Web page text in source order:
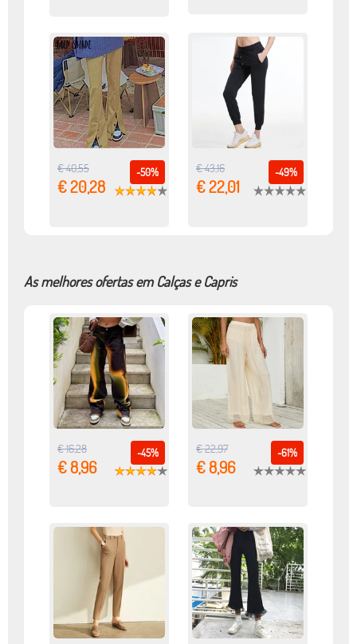
-50%
€ 40,55
€ 20,28
-49%
€ 43,16
€ 22,01
As melhores ofertas em Calças e Capris
-45%
€ 16,28
€ 8,96
-61%
€ 22,97
€ 8,96